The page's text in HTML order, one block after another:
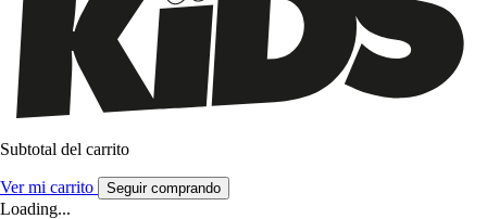
Subtotal del carrito
Ver mi carrito Seguir comprando
Loading...